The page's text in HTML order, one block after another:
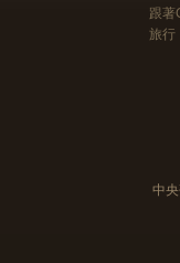
跟
旅行
中